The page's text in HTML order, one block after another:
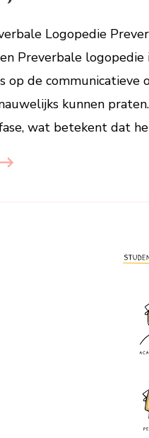
Logopedie
Preverbale logopedie
op de communicatieve
kunnen
wat betekent dat